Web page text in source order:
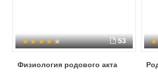
53
Физиология родового акта